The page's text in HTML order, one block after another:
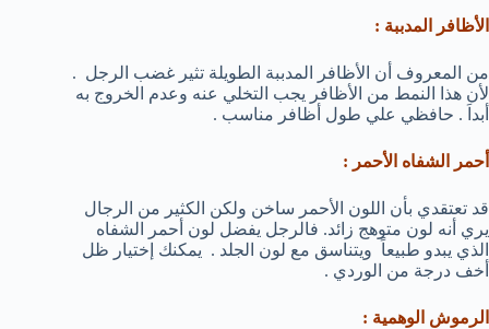
الأظافر المدببة :
من المعروف أن الأظافر المدببة الطويلة تثير غضب الرجل .
لأن هذا النمط من الأظافر يجب التخلي عنه وعدم الخروج به
أبداَ . حافظي علي طول أظافر مناسب .
أحمر الشفاه الأحمر :
قد تعتقدي بأن اللون الأحمر ساخن ولكن الكثير من الرجال
يري أنه لون متوهج زائد. فالرجل يفضل لون أحمر الشفاه
الذي يبدو طبيعاً ويتناسق مع لون الجلد . يمكنك إختيار ظل
أخف درجة من الوردي .
الرموش الوهمية :